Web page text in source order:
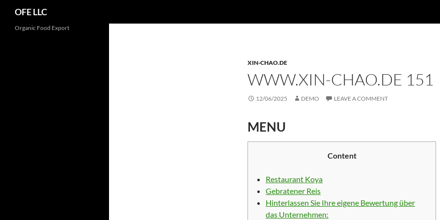
OFE LLC
XIN-CHAO.DE
WWW.XIN-CHAO.DE 151
12/06/2025 DEMO LEAVE A COMMENT
MENU
Content
Restaurant Koya
Gebratener Reis
Hinterlassen Sie Ihre eigene Bewertung über
das Unternehmen:
Organic Food Export